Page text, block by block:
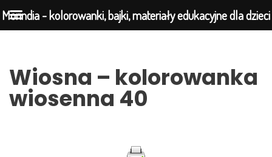
do
treści
Wiosna – kolorowanka
wiosenna 40
Morindia - kolorowanki, bajki, materiały edukacyjne dla dzieci